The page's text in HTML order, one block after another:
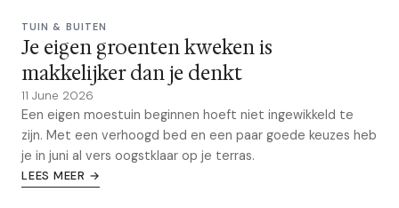
TUIN & BUITEN
Je eigen groenten kweken is
makkelijker dan je denkt
11 June 2026
Een eigen moestuin beginnen hoeft niet ingewikkeld te
zijn. Met een verhoogd bed en een paar goede keuzes heb
je in juni al vers oogstklaar op je terras.
LEES MEER →